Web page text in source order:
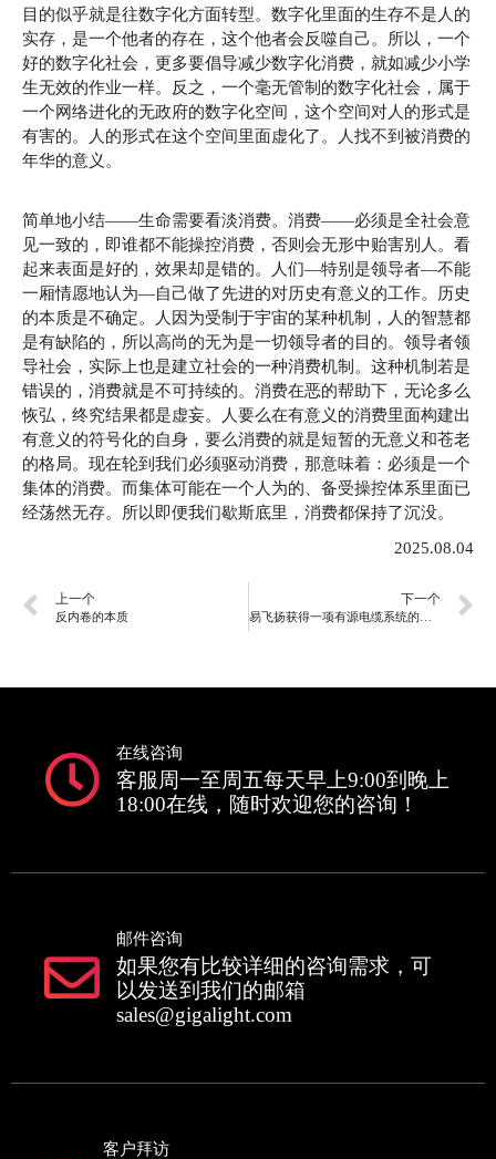
目的似乎就是往数字化方面转型。数字化里面的生存不是人的
实存，是一个他者的存在，这个他者会反噬自己。所以，一个
好的数字化社会，更多要倡导减少数字化消费，就如减少小学
生无效的作业一样。反之，一个毫无管制的数字化社会，属于
一个网络进化的无政府的数字化空间，这个空间对人的形式是
有害的。人的形式在这个空间里面虚化了。人找不到被消费的
年华的意义。
简单地小结——生命需要看淡消费。消费——必须是全社会意
见一致的，即谁都不能操控消费，否则会无形中贻害别人。看
起来表面是好的，效果却是错的。人们—特别是领导者—不能
一厢情愿地认为—自己做了先进的对历史有意义的工作。历史
的本质是不确定。人因为受制于宇宙的某种机制，人的智慧都
是有缺陷的，所以高尚的无为是一切领导者的目的。领导者领
导社会，实际上也是建立社会的一种消费机制。这种机制若是
错误的，消费就是不可持续的。消费在恶的帮助下，无论多么
恢弘，终究结果都是虚妄。人要么在有意义的消费里面构建出
有意义的符号化的自身，要么消费的就是短暂的无意义和苍老
的格局。现在轮到我们必须驱动消费，那意味着：必须是一个
集体的消费。而集体可能在一个人为的、备受操控体系里面已
经荡然无存。所以即便我们歇斯底里，消费都保持了沉没。
2025.08.04
上一个
反内卷的本质
下一个
在线咨询
客服周一至周五每天早上9:00到晚上
18:00在线，随时欢迎您的咨询！
邮件咨询
如果您有比较详细的咨询需求，可
以发送到我们的邮箱
sales@gigalight.com
客户拜访